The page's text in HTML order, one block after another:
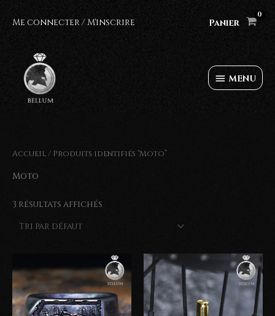
Me connecter / M'inscrire Panier
MENU
MENU
Accueil/ Produits identifiés “Moto”
Moto
3 résultats affichés